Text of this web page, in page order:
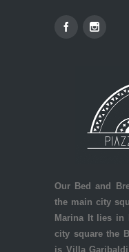
Our Bed and
the main city
Marina It lies in
city square the
is Villa